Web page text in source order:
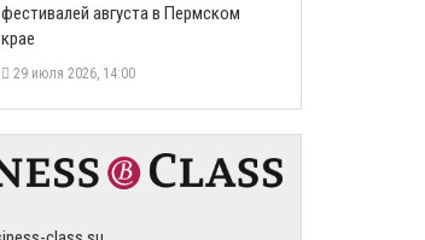
фестивалей августа в Пермском
крае
29 июля 2026, 14:00